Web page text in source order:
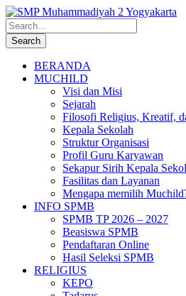
BERANDA
MUCHILD
Visi dan Misi
Sejarah
Filosofi Religius, Kreatif,
Kepala Sekolah
Struktur Organisasi
Profil Guru Karyawan
Sekapur Sirih Kepala
Fasilitas dan Layanan
Mengapa memilih
INFO SPMB
SPMB TP 2026 – 2027
Beasiswa SPMB
Pendaftaran Online
Hasil Seleksi SPMB
RELIGIUS
KEPO